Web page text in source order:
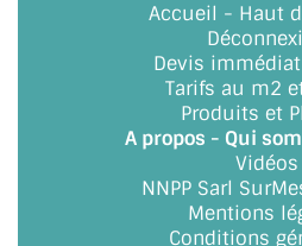
Accueil - Haut
Devis
Tarifs au m2
Produits et
A propos - Qui
Vidéos
NNPP Sarl
Mentions
Conditions